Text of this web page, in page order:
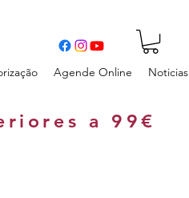
Agende Online Noticias
a 99€